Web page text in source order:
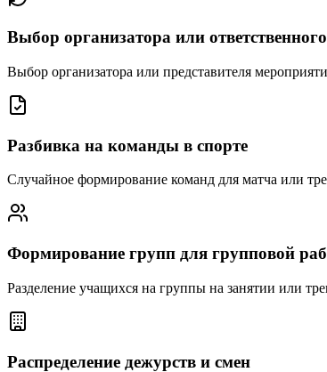
Выбор организатора или ответственного
Выбор организатора или представителя
Разбивка на команды в спорте
Случайное формирование команд для матча или
Формирование групп для групповой
Разделение учащихся на группы на занятии или
Распределение дежурств и смен